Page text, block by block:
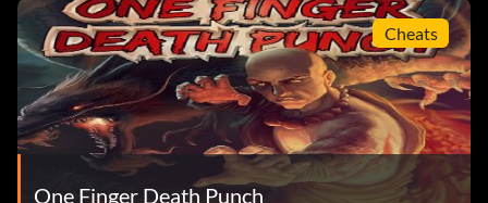
Cheats
One Finger Death Punch